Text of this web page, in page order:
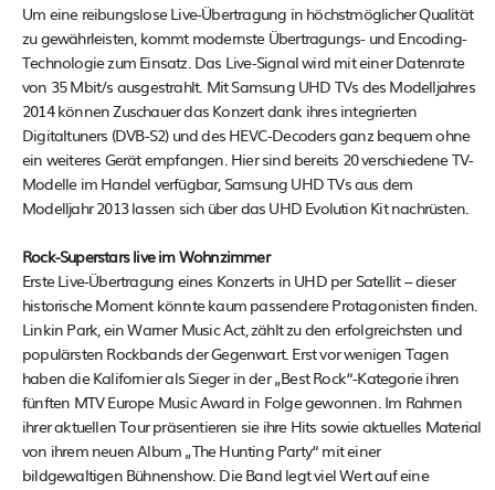
Um eine reibungslose Live-Übertragung in höchstmöglicher Qualität
zu gewährleisten, kommt modernste Übertragungs- und Encoding-
Technologie zum Einsatz. Das Live-Signal wird mit einer Datenrate
von 35 Mbit/s ausgestrahlt. Mit Samsung UHD TVs des Modelljahres
2014 können Zuschauer das Konzert dank ihres integrierten
Digitaltuners (DVB-S2) und des HEVC-Decoders ganz bequem ohne
ein weiteres Gerät empfangen. Hier sind bereits 20 verschiedene TV-
Modelle im Handel verfügbar, Samsung UHD TVs aus dem
Modelljahr 2013 lassen sich über das UHD Evolution Kit nachrüsten.
Rock-Superstars live im Wohnzimmer
Erste Live-Übertragung eines Konzerts in UHD per Satellit – dieser
historische Moment könnte kaum passendere Protagonisten finden.
Linkin Park, ein Warner Music Act, zählt zu den erfolgreichsten und
populärsten Rockbands der Gegenwart. Erst vor wenigen Tagen
haben die Kalifornier als Sieger in der „Best Rock“-Kategorie ihren
fünften MTV Europe Music Award in Folge gewonnen. Im Rahmen
ihrer aktuellen Tour präsentieren sie ihre Hits sowie aktuelles Material
von ihrem neuen Album „The Hunting Party“ mit einer
bildgewaltigen Bühnenshow. Die Band legt viel Wert auf eine